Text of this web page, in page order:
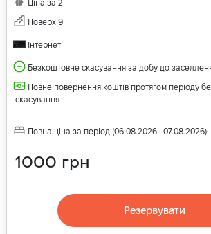
Ціна за 2
Поверх 9
Інтернет
Безкоштовне скасування за добу до
Повне повернення коштів протягом періоду
скасування
Повна ціна за період (06.08.2026- 07.08.2026):
1000 грн
Резервувати